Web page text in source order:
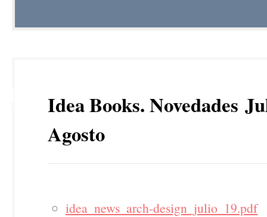
Idea Books. Novedades
Agosto
idea_news_arch-design_julio_19.pdf